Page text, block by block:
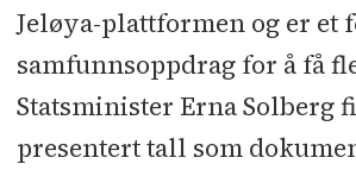
Jeløya-plattformen og er et
samfunnsoppdrag for å få
Statsminister Erna Solberg
presentert tall som